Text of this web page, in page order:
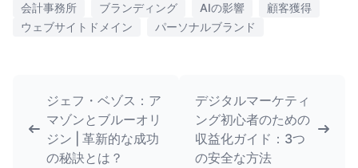
会計事務所 ブランディング AIの影響
顧客獲得
ウェブサイトドメイン
パーソナルブランド
ジェフ・ベゾス：ア
マゾンとブルーオリ
ジン | 革新的な成功
の秘訣とは？
デジタルマーケティ
ング初心者のための
収益化ガイド：3つ
の安全な方法